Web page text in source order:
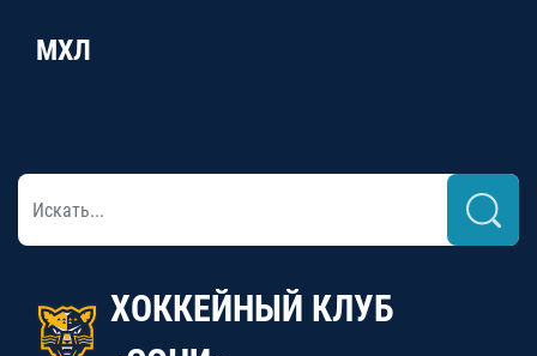
МХЛ
ХОККЕЙНЫЙ КЛУБ